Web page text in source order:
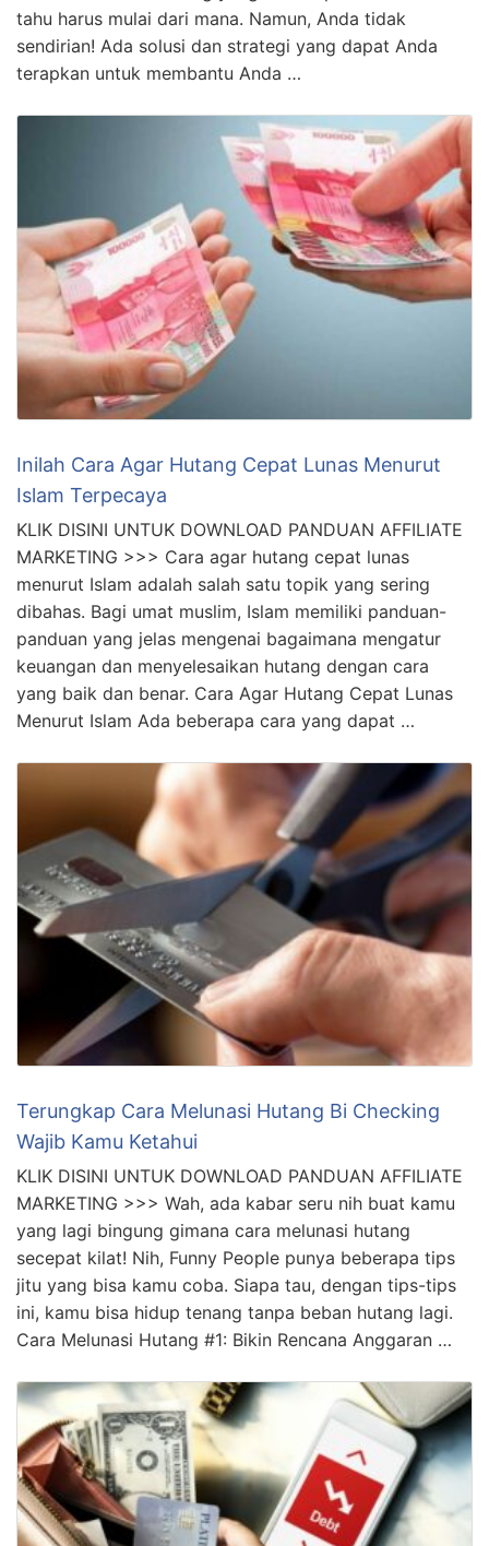
tahu harus mulai dari mana. Namun, Anda tidak
sendirian! Ada solusi dan strategi yang dapat Anda
terapkan untuk membantu Anda …
Inilah Cara Agar Hutang Cepat Lunas Menurut
Islam Terpecaya
KLIK DISINI UNTUK DOWNLOAD PANDUAN AFFILIATE
MARKETING >>> Cara agar hutang cepat lunas
menurut Islam adalah salah satu topik yang sering
dibahas. Bagi umat muslim, Islam memiliki panduan-
panduan yang jelas mengenai bagaimana mengatur
keuangan dan menyelesaikan hutang dengan cara
yang baik dan benar. Cara Agar Hutang Cepat Lunas
Menurut Islam Ada beberapa cara yang dapat …
Terungkap Cara Melunasi Hutang Bi Checking
Wajib Kamu Ketahui
KLIK DISINI UNTUK DOWNLOAD PANDUAN AFFILIATE
MARKETING >>> Wah, ada kabar seru nih buat kamu
yang lagi bingung gimana cara melunasi hutang
secepat kilat! Nih, Funny People punya beberapa tips
jitu yang bisa kamu coba. Siapa tau, dengan tips-tips
ini, kamu bisa hidup tenang tanpa beban hutang lagi.
Cara Melunasi Hutang #1: Bikin Rencana Anggaran …